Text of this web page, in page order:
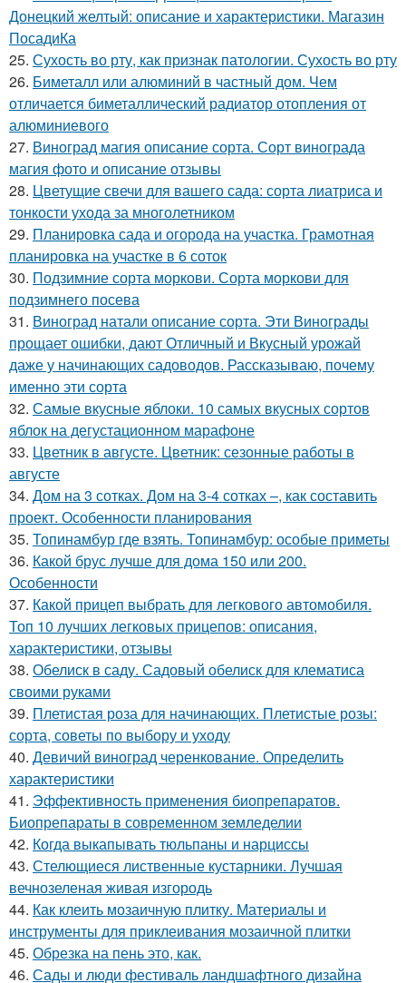
Донецкий желтый: описание и характеристики. Магазин
ПосадиКа
25. Сухость во рту, как признак патологии. Сухость во рту
26. Биметалл или алюминий в частный дом. Чем
отличается биметаллический радиатор отопления от
алюминиевого
27. Виноград магия описание сорта. Сорт винограда
магия фото и описание отзывы
28. Цветущие свечи для вашего сада: сорта лиатриса и
тонкости ухода за многолетником
29. Планировка сада и огорода на участка. Грамотная
планировка на участке в 6 соток
30. Подзимние сорта моркови. Сорта моркови для
подзимнего посева
31. Виноград натали описание сорта. Эти Винограды
прощает ошибки, дают Отличный и Вкусный урожай
даже у начинающих садоводов. Рассказываю, почему
именно эти сорта
32. Самые вкусные яблоки. 10 самых вкусных сортов
яблок на дегустационном марафоне
33. Цветник в августе. Цветник: сезонные работы в
августе
34. Дом на 3 сотках. Дом на 3-4 сотках –, как составить
проект. Особенности планирования
35. Топинамбур где взять. Топинамбур: особые приметы
36. Какой брус лучше для дома 150 или 200.
Особенности
37. Какой прицеп выбрать для легкового автомобиля.
Топ 10 лучших легковых прицепов: описания,
характеристики, отзывы
38. Обелиск в саду. Садовый обелиск для клематиса
своими руками
39. Плетистая роза для начинающих. Плетистые розы:
сорта, советы по выбору и уходу
40. Девичий виноград черенкование. Определить
характеристики
41. Эффективность применения биопрепаратов.
Биопрепараты в современном земледелии
42. Когда выкапывать тюльпаны и нарциссы
43. Стелющиеся лиственные кустарники. Лучшая
вечнозеленая живая изгородь
44. Как клеить мозаичную плитку. Материалы и
инструменты для приклеивания мозаичной плитки
45. Обрезка на пень это, как.
46. Сады и люди фестиваль ландшафтного дизайна